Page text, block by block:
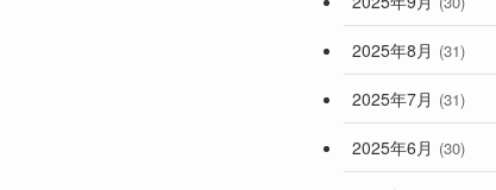
2025年8月 (31)
2025年7月 (31)
2025年6月 (30)